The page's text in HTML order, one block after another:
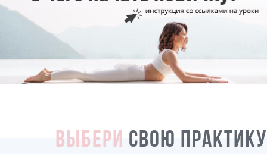
ВЫБЕРИ СВОЮ ПРАКТИКУ